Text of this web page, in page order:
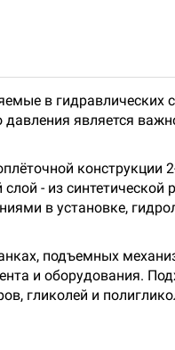
в гидравлических
давления является
конструкции
- из синтетической
в установке,
подъемных
и оборудования.
гликолей и